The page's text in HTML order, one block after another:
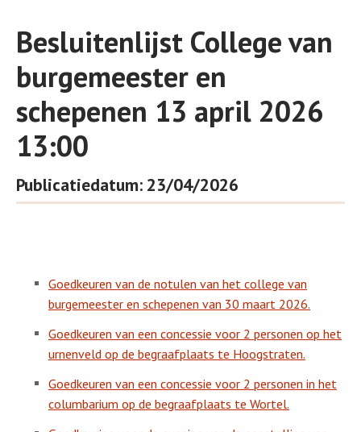
Besluitenlijst College van
burgemeester en
schepenen 13 april 2026
13:00
Publicatiedatum: 23/04/2026
Goedkeuren van de notulen van het college van
burgemeester en schepenen van 30 maart 2026.
Goedkeuren van een concessie voor 2 personen op het
urnenveld op de begraafplaats te Hoogstraten.
Goedkeuren van een concessie voor 2 personen in het
columbarium op de begraafplaats te Wortel.